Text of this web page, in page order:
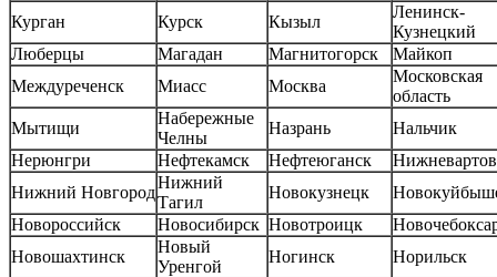
Курган
Курск Кызыл
Ленинск-
Кузнецкий
Люберцы
Магадан Магнитогорск
Майкоп
Междуреченск
Миасс Москва
Московская
область
Мытищи
Набережные
Челны
Назрань
Нальчик
Нерюнгри
Нефтекамск Нефтеюганск
Нижний Новгород
Нижний
Тагил
Новокузнецк
Новороссийск
Новосибирск Новотроицк
Новошахтинск
Новый
Уренгой
Ногинск
Норильск